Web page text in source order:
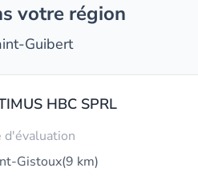
votre région
Guibert
HBC SPRL
d'évaluation
Gistoux(9 km)